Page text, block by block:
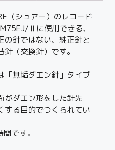
（シュアー）のレコード
Ⅱに使用できる、
の針ではない、純正針と
（交換針）です。
「無垢ダエン針」タイプ
がダエン形をした針先
する目的でつくられてい
です。